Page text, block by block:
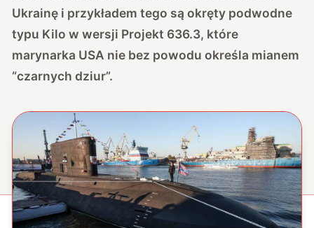
Ukrainę i przykładem tego są okręty podwodne
typu Kilo w wersji Projekt 636.3, które
marynarka USA nie bez powodu określa mianem
“czarnych dziur”.